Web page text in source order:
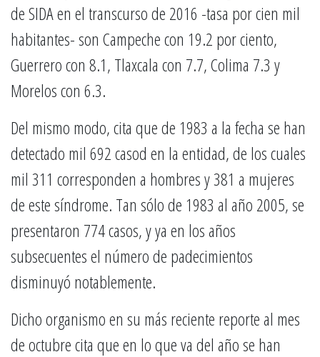
de SIDA en el transcurso de 2016 -tasa por cien mil
habitantes- son Campeche con 19.2 por ciento,
Guerrero con 8.1, Tlaxcala con 7.7, Colima 7.3 y
Morelos con 6.3.
Del mismo modo, cita que de 1983 a la fecha se han
detectado mil 692 casod en la entidad, de los cuales
mil 311 corresponden a hombres y 381 a mujeres
de este síndrome. Tan sólo de 1983 al año 2005, se
presentaron 774 casos, y ya en los años
subsecuentes el número de padecimientos
disminuyó notablemente.
Dicho organismo en su más reciente reporte al mes
de octubre cita que en lo que va del año se han